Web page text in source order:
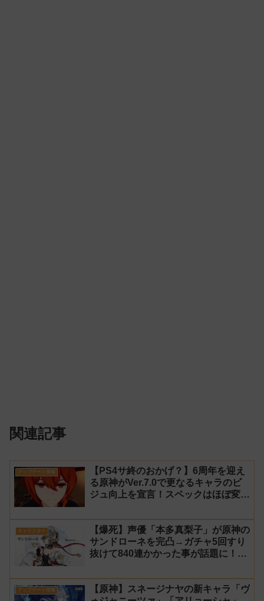
関連記事
アップデート情報
【PS4サ終のおかげ？】6周年を迎え
る原神がVer.7.0で更なるキャラのビ
ジュ向上を宣言！スペックはほぼ変わ
キャラクター
【爆死】声優「本多真梨子」が原神の
サンドローネを完凸→ガチャ5回すり
抜けて840連かかった事が話題に！
アップデート情報
【原神】スネージナヤの新キャラ「ヴ